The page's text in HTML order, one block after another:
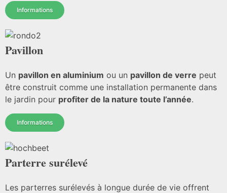
Informations
Pavillon
Un pavillon en aluminium ou un pavillon de verre peut
être construit comme une installation permanente dans
le jardin pour profiter de la nature toute l’année.
Informations
Parterre surélevé
Les parterres surélevés à longue durée de vie offrent